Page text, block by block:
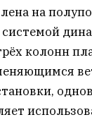
на
колонн